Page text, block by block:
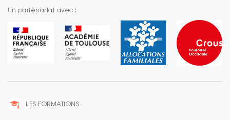
En partenariat avec :
LES FORMATIONS